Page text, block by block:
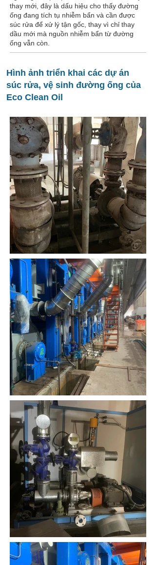
thay mới, đây là dấu hiệu cho thấy đường
ống đang tích tụ nhiễm bẩn và cần được
súc rửa để xử lý tận gốc, thay vì chỉ thay
dầu mới mà nguồn nhiễm bẩn từ đường
ống vẫn còn.
Hình ảnh triển khai các dự án
súc rửa, vệ sinh đường ống của
Eco Clean Oil